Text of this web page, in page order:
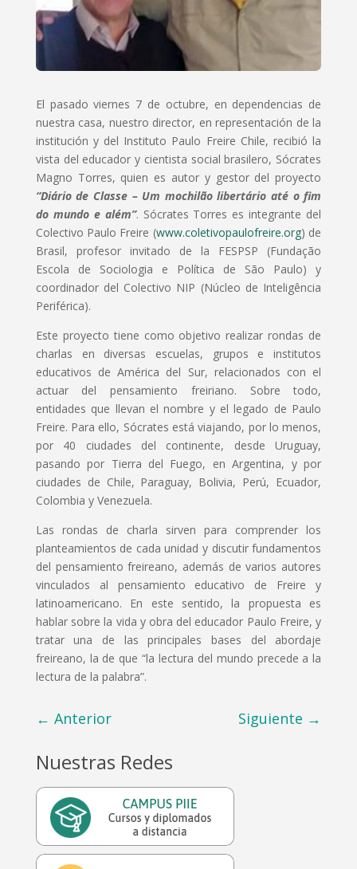
El pasado viernes 7 de octubre, en dependencias de
nuestra casa, nuestro director, en representación de la
institución y del Instituto Paulo Freire Chile, recibió la
vista del educador y cientista social brasilero, Sócrates
Magno Torres, quien es autor y gestor del proyecto
“Diário de Classe – Um mochilão libertário até o fim
do mundo e além”. Sócrates Torres es integrante del
Colectivo Paulo Freire (www.coletivopaulofreire.org) de
Brasil, profesor invitado de la FESPSP (Fundação
Escola de Sociologia e Política de São Paulo) y
coordinador del Colectivo NIP (Núcleo de Inteligência
Periférica).
Este proyecto tiene como objetivo realizar rondas de
charlas en diversas escuelas, grupos e institutos
educativos de América del Sur, relacionados con el
actuar del pensamiento freiriano. Sobre todo,
entidades que llevan el nombre y el legado de Paulo
Freire. Para ello, Sócrates está viajando, por lo menos,
por 40 ciudades del continente, desde Uruguay,
pasando por Tierra del Fuego, en Argentina, y por
ciudades de Chile, Paraguay, Bolivia, Perú, Ecuador,
Colombia y Venezuela.
Las rondas de charla sirven para comprender los
planteamientos de cada unidad y discutir fundamentos
del pensamiento freireano, además de varios autores
vinculados al pensamiento educativo de Freire y
latinoamericano. En este sentido, la propuesta es
hablar sobre la vida y obra del educador Paulo Freire, y
tratar una de las principales bases del abordaje
freireano, la de que “la lectura del mundo precede a la
lectura de la palabra”.
← Anterior Siguiente →
Nuestras Redes